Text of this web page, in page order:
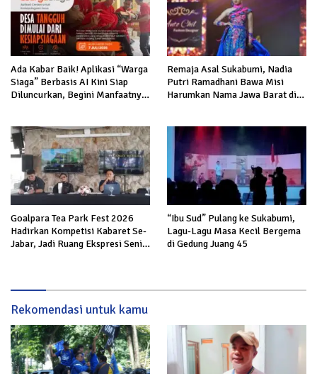
Ada Kabar Baik! Aplikasi “Warga
Siaga” Berbasis AI Kini Siap
Diluncurkan, Begini Manfaatnya
Remaja Asal Sukabumi, Nadia
Putri Ramadhani Bawa Misi
Harumkan Nama Jawa Barat di
Goalpara Tea Park Fest 2026
Hadirkan Kompetisi Kabaret Se-
Jabar, Jadi Ruang Ekspresi Seni
“Ibu Sud” Pulang ke Sukabumi,
Lagu-Lagu Masa Kecil Bergema
di Gedung Juang 45
Rekomendasi untuk kamu